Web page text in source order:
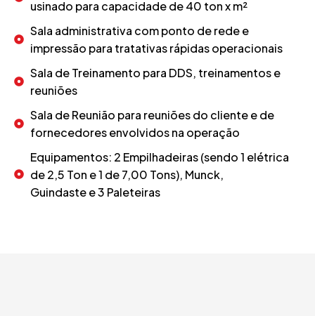
usinado para capacidade de 40 ton x m²
Sala administrativa com ponto de rede e
impressão para tratativas rápidas operacionais
Sala de Treinamento para DDS, treinamentos e
reuniões
Sala de Reunião para reuniões do cliente e de
fornecedores envolvidos na operação
Equipamentos: 2 Empilhadeiras (sendo 1 elétrica
de 2,5 Ton e 1 de 7,00 Tons), Munck,
Guindaste e 3 Paleteiras